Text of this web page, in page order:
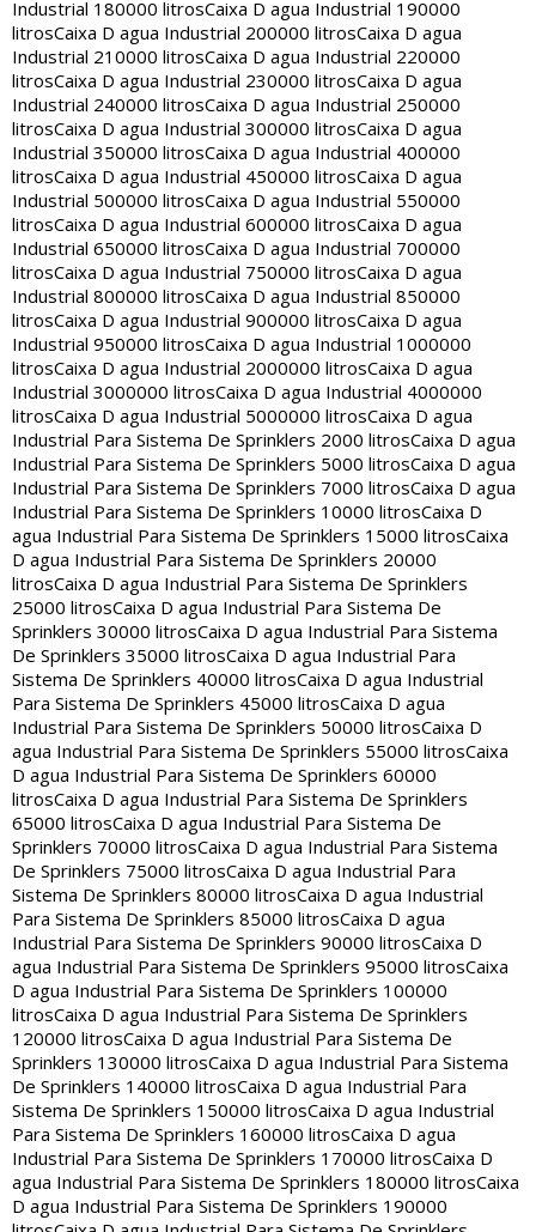
Industrial 180000 litrosCaixa D agua Industrial 190000
litrosCaixa D agua Industrial 200000 litrosCaixa D agua
Industrial 210000 litrosCaixa D agua Industrial 220000
litrosCaixa D agua Industrial 230000 litrosCaixa D agua
Industrial 240000 litrosCaixa D agua Industrial 250000
litrosCaixa D agua Industrial 300000 litrosCaixa D agua
Industrial 350000 litrosCaixa D agua Industrial 400000
litrosCaixa D agua Industrial 450000 litrosCaixa D agua
Industrial 500000 litrosCaixa D agua Industrial 550000
litrosCaixa D agua Industrial 600000 litrosCaixa D agua
Industrial 650000 litrosCaixa D agua Industrial 700000
litrosCaixa D agua Industrial 750000 litrosCaixa D agua
Industrial 800000 litrosCaixa D agua Industrial 850000
litrosCaixa D agua Industrial 900000 litrosCaixa D agua
Industrial 950000 litrosCaixa D agua Industrial 1000000
litrosCaixa D agua Industrial 2000000 litrosCaixa D agua
Industrial 3000000 litrosCaixa D agua Industrial 4000000
litrosCaixa D agua Industrial 5000000 litrosCaixa D agua
Industrial Para Sistema De Sprinklers 2000 litrosCaixa D agua
Industrial Para Sistema De Sprinklers 5000 litrosCaixa D agua
Industrial Para Sistema De Sprinklers 7000 litrosCaixa D agua
Industrial Para Sistema De Sprinklers 10000 litrosCaixa D
agua Industrial Para Sistema De Sprinklers 15000 litrosCaixa
D agua Industrial Para Sistema De Sprinklers 20000
litrosCaixa D agua Industrial Para Sistema De Sprinklers
25000 litrosCaixa D agua Industrial Para Sistema De
Sprinklers 30000 litrosCaixa D agua Industrial Para Sistema
De Sprinklers 35000 litrosCaixa D agua Industrial Para
Sistema De Sprinklers 40000 litrosCaixa D agua Industrial
Para Sistema De Sprinklers 45000 litrosCaixa D agua
Industrial Para Sistema De Sprinklers 50000 litrosCaixa D
agua Industrial Para Sistema De Sprinklers 55000 litrosCaixa
D agua Industrial Para Sistema De Sprinklers 60000
litrosCaixa D agua Industrial Para Sistema De Sprinklers
65000 litrosCaixa D agua Industrial Para Sistema De
Sprinklers 70000 litrosCaixa D agua Industrial Para Sistema
De Sprinklers 75000 litrosCaixa D agua Industrial Para
Sistema De Sprinklers 80000 litrosCaixa D agua Industrial
Para Sistema De Sprinklers 85000 litrosCaixa D agua
Industrial Para Sistema De Sprinklers 90000 litrosCaixa D
agua Industrial Para Sistema De Sprinklers 95000 litrosCaixa
D agua Industrial Para Sistema De Sprinklers 100000
litrosCaixa D agua Industrial Para Sistema De Sprinklers
120000 litrosCaixa D agua Industrial Para Sistema De
Sprinklers 130000 litrosCaixa D agua Industrial Para Sistema
De Sprinklers 140000 litrosCaixa D agua Industrial Para
Sistema De Sprinklers 150000 litrosCaixa D agua Industrial
Para Sistema De Sprinklers 160000 litrosCaixa D agua
Industrial Para Sistema De Sprinklers 170000 litrosCaixa D
agua Industrial Para Sistema De Sprinklers 180000 litrosCaixa
D agua Industrial Para Sistema De Sprinklers 190000